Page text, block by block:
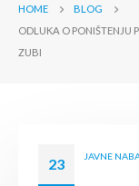
HOME
BLOG
ODLUKA O PONIŠTENJU
ZUBI
23 JAVNE